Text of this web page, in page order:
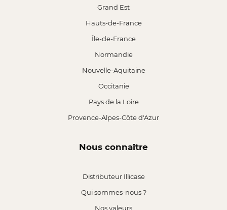
Grand Est
Hauts-de-France
Île-de-France
Normandie
Nouvelle-Aquitaine
Occitanie
Pays de la Loire
Provence-Alpes-Côte d'Azur
Nous connaître
Distributeur Illicase
Qui sommes-nous ?
Nos valeurs